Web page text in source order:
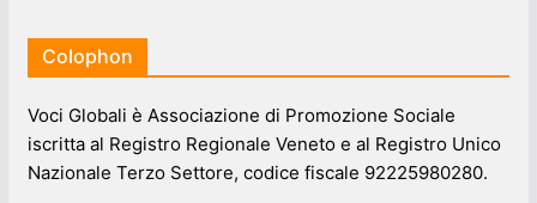
Colophon
Voci Globali è Associazione di Promozione Sociale
iscritta al Registro Regionale Veneto e al Registro Unico
Nazionale Terzo Settore, codice fiscale 92225980280.